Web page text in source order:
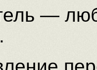
—
.